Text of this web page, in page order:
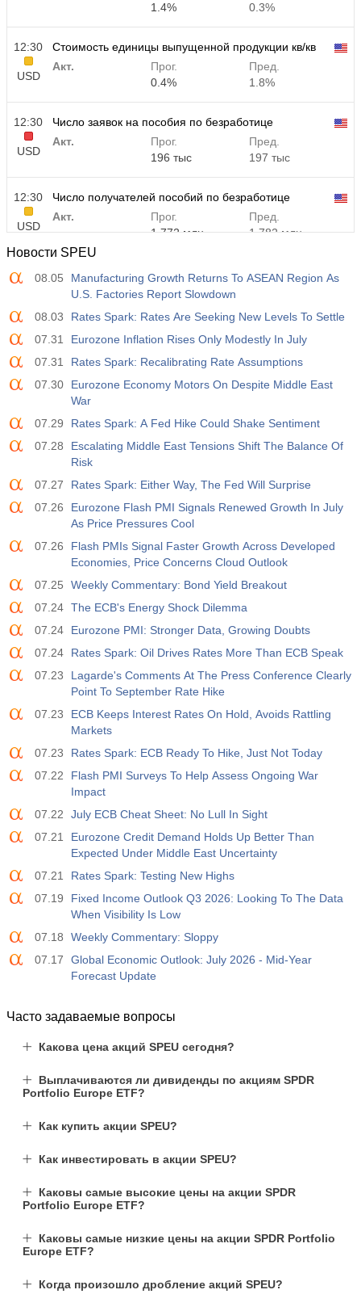
1.4%
0.3%
12:30
USD
Стоимость единицы выпущенной продукции кв/кв
Акт.
Прог.
0.4%
Пред.
1.8%
12:30
USD
Число заявок на пособия по безработице
Акт.
Прог.
196 тыс
Пред.
197 тыс
12:30
USD
Число получателей пособий по безработице
Акт.
Прог.
1.772 млн
Пред.
1.782 млн
Новости SPEU
08.05
Manufacturing Growth Returns To ASEAN Region As
U.S. Factories Report Slowdown
08.03
Rates Spark: Rates Are Seeking New Levels To Settle
07.31
Eurozone Inflation Rises Only Modestly In July
07.31
Rates Spark: Recalibrating Rate Assumptions
07.30
Eurozone Economy Motors On Despite Middle East
War
07.29
Rates Spark: A Fed Hike Could Shake Sentiment
07.28
Escalating Middle East Tensions Shift The Balance Of
Risk
07.27
Rates Spark: Either Way, The Fed Will Surprise
07.26
Eurozone Flash PMI Signals Renewed Growth In July
As Price Pressures Cool
07.26
Flash PMIs Signal Faster Growth Across Developed
Economies, Price Concerns Cloud Outlook
07.25
Weekly Commentary: Bond Yield Breakout
07.24 The ECB's Energy Shock Dilemma
07.24
Eurozone PMI: Stronger Data, Growing Doubts
07.24
Rates Spark: Oil Drives Rates More Than ECB Speak
07.23
Lagarde's Comments At The Press Conference Clearly
Point To September Rate Hike
07.23
ECB Keeps Interest Rates On Hold, Avoids Rattling
Markets
07.23
Rates Spark: ECB Ready To Hike, Just Not Today
07.22
Flash PMI Surveys To Help Assess Ongoing War
Impact
07.22
July ECB Cheat Sheet: No Lull In Sight
07.21
Eurozone Credit Demand Holds Up Better Than
Expected Under Middle East Uncertainty
07.21
Rates Spark: Testing New Highs
07.19
Fixed Income Outlook Q3 2026: Looking To The Data
When Visibility Is Low
07.18
Weekly Commentary: Sloppy
07.17
Global Economic Outlook: July 2026 - Mid-Year
Forecast Update
Часто задаваемые вопросы
Какова цена акций SPEU сегодня?
Выплачиваются ли дивиденды по акциям SPDR
Portfolio Europe ETF?
Как купить акции SPEU?
Как инвестировать в акции SPEU?
Каковы самые высокие цены на акции SPDR
Portfolio Europe ETF?
Каковы самые низкие цены на акции SPDR Portfolio
Europe ETF?
Когда произошло дробление акций SPEU?